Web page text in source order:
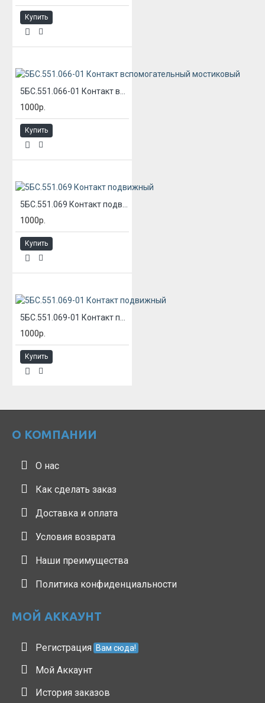
Купить
1000р.
Купить
1000р.
Купить
1000р.
Купить
О КОМПАНИИ
О нас
Как сделать заказ
Доставка и оплата
Условия возврата
Наши преимущества
Политика конфиденциальности
МОЙ АККАУНТ
Регистрация Вам сюда!
Мой Аккаунт
История заказов